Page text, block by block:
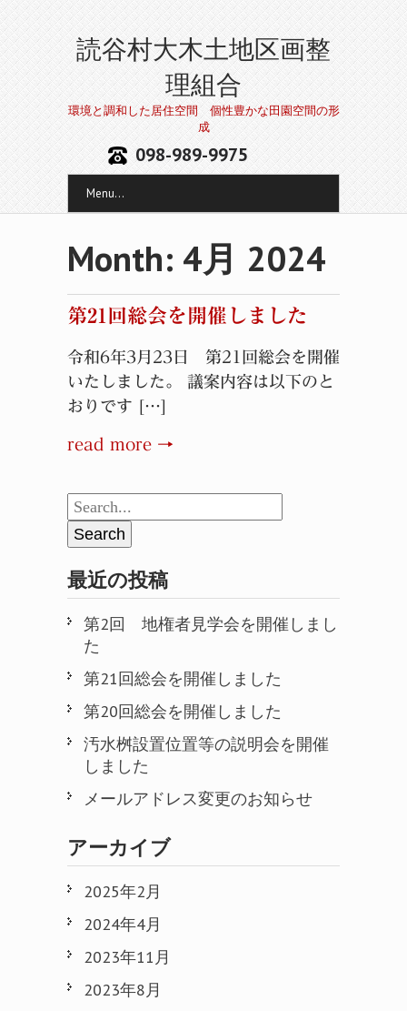
読谷村大木土地区画整
理組合
環境と調和した居住空間 個性豊かな田園空間の形
成
098-989-9975
Menu...
Month: 4月 2024
第21回総会を開催しました
令和6年3月23日 第21回総会を開催
いたしました。 議案内容は以下のと
おりです […]
read more →
最近の投稿
第2回 地権者見学会を開催しまし
た
第21回総会を開催しました
第20回総会を開催しました
汚水桝設置位置等の説明会を開催
しました
メールアドレス変更のお知らせ
アーカイブ
2025年2月
2024年4月
2023年11月
2023年8月